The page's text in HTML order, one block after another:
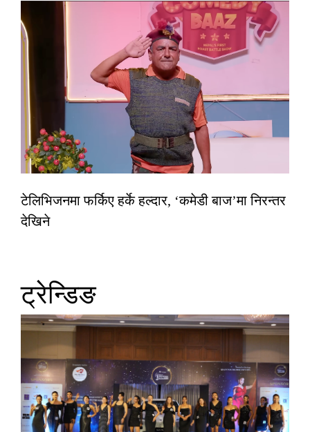
टेलिभिजनमा फर्किए हर्के हल्दार, ‘कमेडी बाज’मा निरन्तर
देखिने
ट्रेन्डिङ